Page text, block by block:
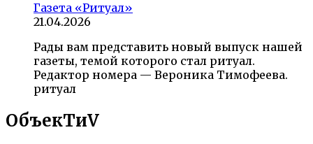
Газета «Ритуал»
21.04.2026
Рады вам представить новый выпуск нашей
газеты, темой которого стал ритуал.
Редактор номера — Вероника Тимофеева.
ритуал
ОбъекTиV